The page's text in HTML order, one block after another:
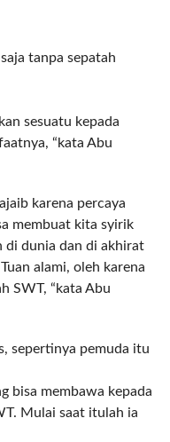
tanpa sepatah
sesuatu kepada
“kata Abu
karena percaya
membuat kita syirik
di dunia dan di akhirat
alami, oleh karena
SWT, “kata Abu
sepertinya pemuda itu
bisa membawa kepada
Mulai saat itulah ia